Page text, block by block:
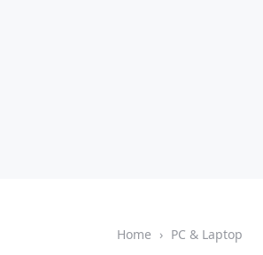
Home › PC & Laptop